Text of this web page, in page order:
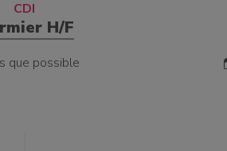
CDI
H/F
que possible